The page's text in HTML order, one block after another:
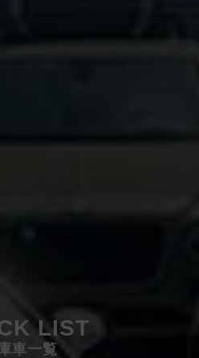
LIST
車一覧